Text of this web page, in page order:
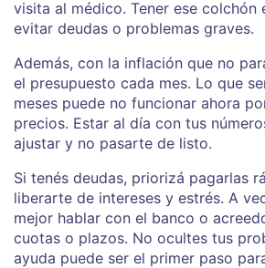
visita al médico. Tener ese colchón
evitar deudas o problemas graves.
Además, con la inflación que no
el presupuesto cada mes. Lo que
meses puede no funcionar ahora
precios. Estar al día con tus
ajustar y no pasarte de listo.
Si tenés deudas, priorizá pagarlas
liberarte de intereses y estrés. A
mejor hablar con el banco o
cuotas o plazos. No ocultes tus
ayuda puede ser el primer paso